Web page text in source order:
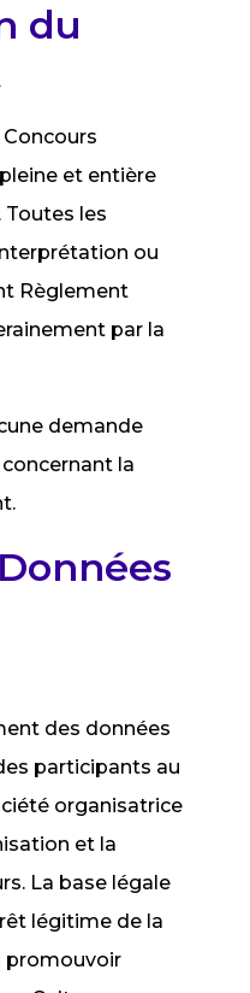
du
et entière
les
ou
Règlement
par la
demande
la
des données
participants au
organisatrice
et la
La base légale
légitime de la
promouvoir